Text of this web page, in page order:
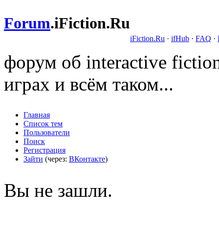
Forum.iFiction.Ru
iFiction.Ru · ifHub · FAQ ·
форум об interactive
играх и всём таком...
Главная
Список тем
Пользователи
Поиск
Регистрация
Зайти (через: ВКонтакте)
Вы не зашли.